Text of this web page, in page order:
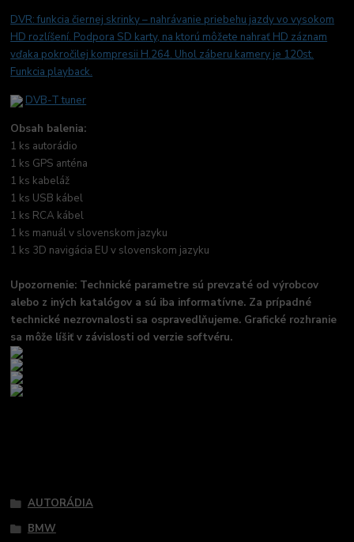
DVR: funkcia čiernej skrinky – nahrávanie priebehu jazdy vo vysokom
HD rozlíšení. Podpora SD karty, na ktorú môžete nahrať HD záznam
vďaka pokročilej kompresii H.264. Uhol záberu kamery je 120st.
Funkcia playback.
DVB-T tuner
Obsah balenia:
1 ks autorádio
1 ks GPS anténa
1 ks kabeláž
1 ks USB kábel
1 ks RCA kábel
1 ks manuál v slovenskom jazyku
1 ks 3D navigácia EU v slovenskom jazyku
Upozornenie: Technické parametre sú prevzaté od výrobcov
alebo z iných katalógov a sú iba informatívne. Za prípadné
technické nezrovnalosti sa ospravedlňujeme. Grafické rozhranie
sa môže líšiť v závislosti od verzie softvéru.
AUTORÁDIA
BMW